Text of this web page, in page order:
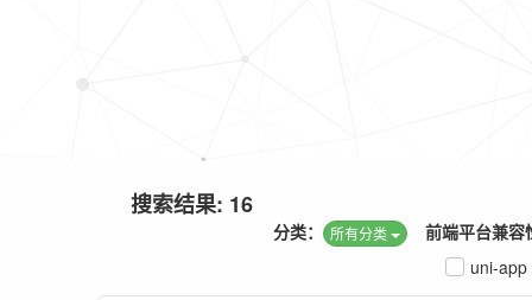
搜索结果: 16
前端平台兼容
分类： 所有分类
uni-app